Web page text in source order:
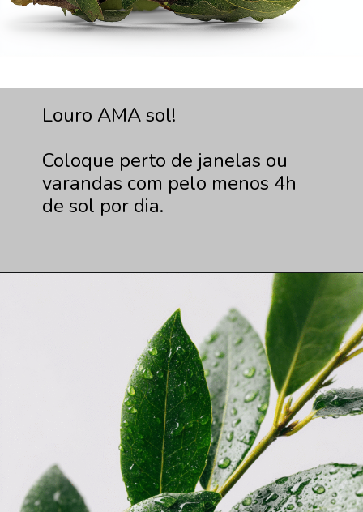
Louro AMA sol!
Coloque perto de janelas ou
varandas com pelo menos 4h
de sol por dia.